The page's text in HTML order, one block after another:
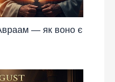
— як воно є